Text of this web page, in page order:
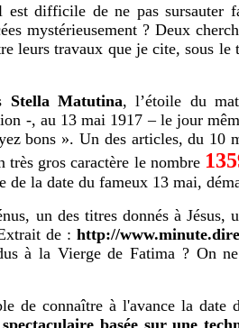
difficile de ne pas sursauter
mystérieusement ? Deux
leurs travaux que je cite, sous
Stella Matutina, l’étoile du
-, au 13 mai 1917 – le jour
bons ». Un des articles, du
gros caractère le nombre
de la date du fameux 13 mai,
un des titres donnés à Jésus,
de :http://
à la Vierge de Fatima ? On
de connaître à l'avance la
basée sur une